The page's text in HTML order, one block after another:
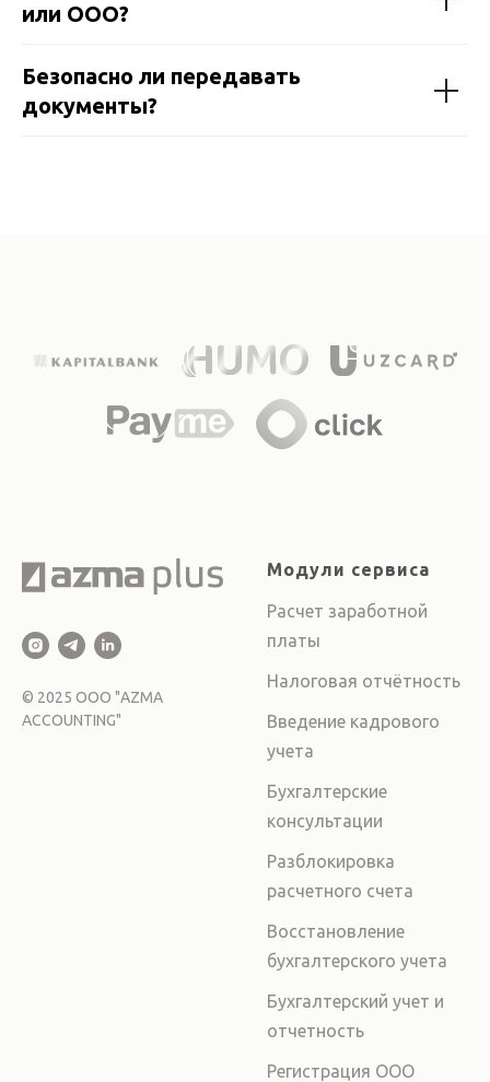
или ООО?
Безопасно ли передавать
документы?
© 2025 ООО "AZMA
ACCOUNTING"
Модули сервиса
Расчет заработной
платы
Налоговая отчётность
Введение кадрового
учета
Бухгалтерские
консультации
Разблокировка
расчетного счета
Восстановление
бухгалтерского учета
Бухгалтерский учет и
отчетность
Регистрация ООО